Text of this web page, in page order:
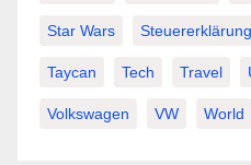
Star Wars Steuererklärung
Taycan Tech Travel
Volkswagen VW World